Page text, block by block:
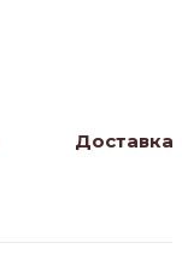
Доставка